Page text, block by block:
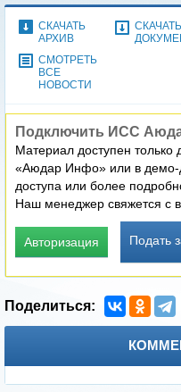
СКАЧАТЬ
АРХИВ
СКАЧАТЬ
СМОТРЕТЬ
ВСЕ
НОВОСТИ
Подключить ИСС
Материал доступен
«Аюдар Инфо» или в демо-
доступа или более
Наш менеджер свяжется с
Авторизация Подать